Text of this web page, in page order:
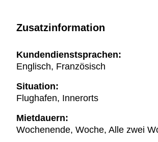
Zusatzinformation
Kundendienstsprachen:
Englisch, Französisch
Situation:
Flughafen, Innerorts
Mietdauern:
Wochenende, Woche, Alle zwei